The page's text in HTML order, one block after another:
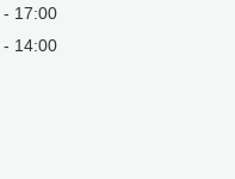
17:00
14:00